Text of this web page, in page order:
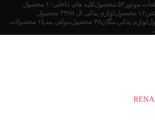
موتور ۵۴ محصول کلید های داخلی ۱۰ محصول
۱۶ محصول لوازم یدکی ال 90
۳۴ محصول
لوازم یدکی مگان۳۸ محصول مولتی مدیا ۱ محصولات